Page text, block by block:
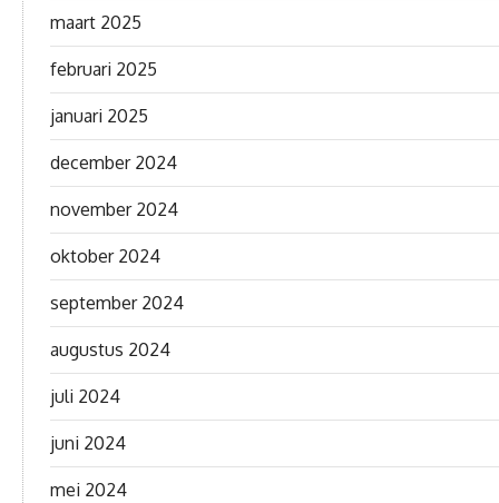
maart 2025
februari 2025
januari 2025
december 2024
november 2024
oktober 2024
september 2024
augustus 2024
juli 2024
juni 2024
mei 2024